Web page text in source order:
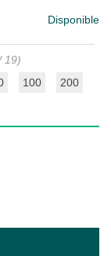
Disponible
19)
100 200